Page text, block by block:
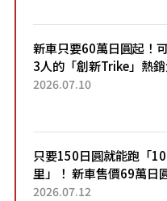
新車只要60萬日圓起！
3人的「創新Trike」熱
成為人氣車款！「養車成
2026.07.10
只要150日圓就能跑「
里」！ 新車售價69萬日
「3人座」Trike大受歡迎
2026.07.12